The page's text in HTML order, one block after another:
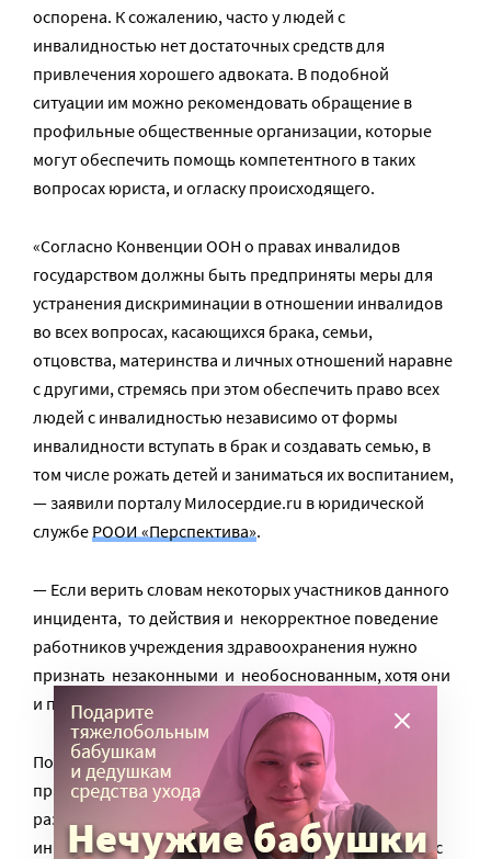
оспорена. К сожалению, часто у людей с
инвалидностью нет достаточных средств для
привлечения хорошего адвоката. В подобной
ситуации им можно рекомендовать обращение в
профильные общественные организации, которые
могут обеспечить помощь компетентного в таких
вопросах юриста, и огласку происходящего.
«Согласно Конвенции ООН о правах инвалидов
государством должны быть предприняты меры для
устранения дискриминации в отношении инвалидов
во всех вопросах, касающихся брака, семьи,
отцовства, материнства и личных отношений наравне
с другими, стремясь при этом обеспечить право всех
людей с инвалидностью независимо от формы
инвалидности вступать в брак и создавать семью, в
том числе рожать детей и заниматься их воспитанием,
— заявили порталу Милосердие.ru в юридической
службеРООИ «Перспектива».
— Если верить словам некоторых участников данного
инцидента, то действия и некорректное поведение
работников учреждения здравоохранения нужно
признать незаконными и необоснованным, хотя они
и пытались обосновать их законом».
По словам юристов, согласно той же Конвенции ни
при каких обстоятельствах ребенок не может быть
разлучен с родителями без их согласия по причине
инвалидности одного или обоих родителей. Вопрос